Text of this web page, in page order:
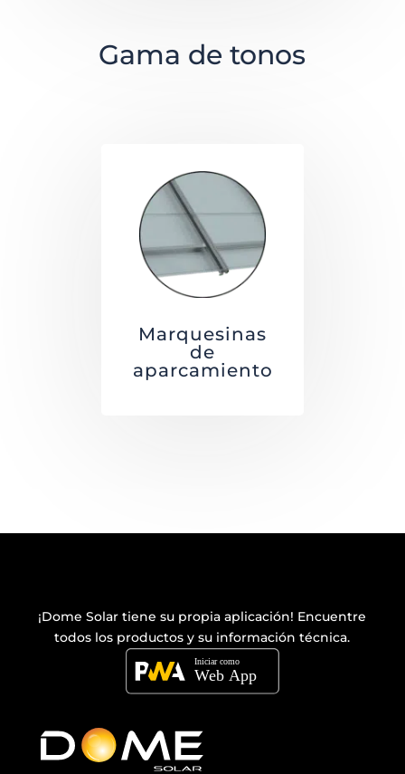
Gama de tonos
Marquesinas
de
aparcamiento
¡Dome Solar tiene su propiaaplicación! Encuentre
todos los productos y su información técnica.